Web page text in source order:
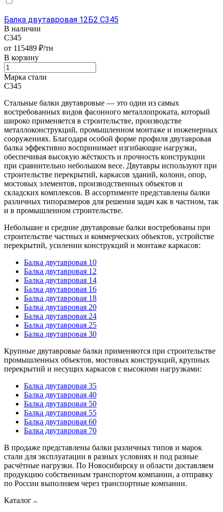
Балка двутавровая 12Б2 С345
В наличии
С345
от 115489 ₽/тн
В корзину
Марка стали
С345
Стальные балки двутавровые — это один из самых
востребованных видов фасонного металлопроката, который
широко применяется в строительстве, производстве
металлоконструкций, промышленном монтаже и инженерных
сооружениях. Благодаря особой форме профиля двутавровая
балка эффективно воспринимает изгибающие нагрузки,
обеспечивая высокую жёсткость и прочность конструкции
при сравнительно небольшом весе. Двутавры используют при
строительстве перекрытий, каркасов зданий, колонн, опор,
мостовых элементов, производственных объектов и
складских комплексов. В ассортименте представлены балки
различных типоразмеров для решения задач как в частном, так
и в промышленном строительстве.
Небольшие и средние двутавровые балки востребованы при
строительстве частных и коммерческих объектов, устройстве
перекрытий, усилении конструкций и монтаже каркасов:
Балка двутавровая 10
Балка двутавровая 12
Балка двутавровая 14
Балка двутавровая 16
Балка двутавровая 18
Балка двутавровая 20
Балка двутавровая 24
Балка двутавровая 25
Балка двутавровая 30
Крупные двутавровые балки применяются при строительстве
промышленных объектов, мостовых конструкций, крупных
перекрытий и несущих каркасов с высокими нагрузками:
Балка двутавровая 35
Балка двутавровая 40
Балка двутавровая 50
Балка двутавровая 55
Балка двутавровая 60
Балка двутавровая 70
В продаже представлены балки различных типов и марок
стали для эксплуатации в разных условиях и под разные
расчётные нагрузки. По Новосибирску и области доставляем
продукцию собственным транспортом компании, а отправку
по России выполняем через транспортные компании.
Каталог